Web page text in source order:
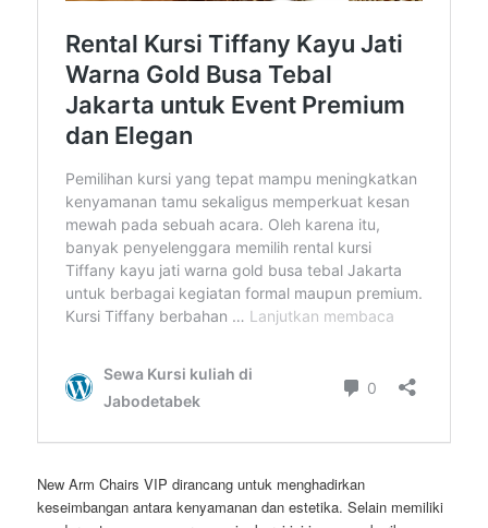
New Arm Chairs VIP dirancang untuk menghadirkan
keseimbangan antara kenyamanan dan estetika. Selain memiliki